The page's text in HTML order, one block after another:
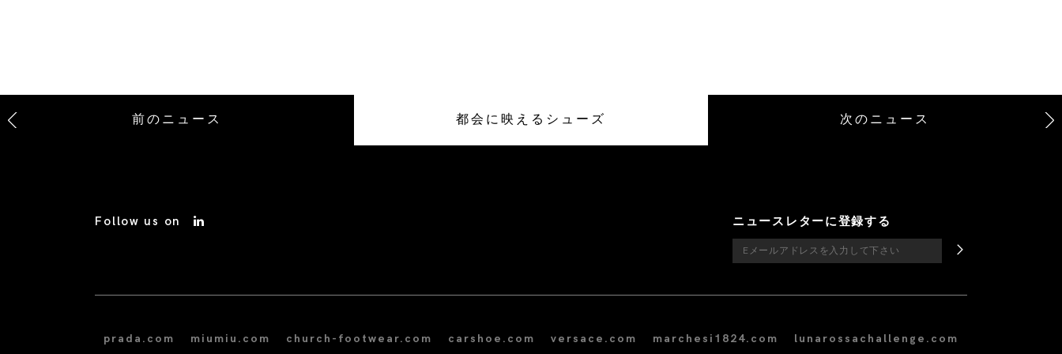
前のニュース 都会に映えるシューズ 次のニュース
Follow us on ニュースレターに登録する
prada.com miumiu.com church-footwear.com carshoe.com versace.com marchesi1824.com lunarossachallenge.com